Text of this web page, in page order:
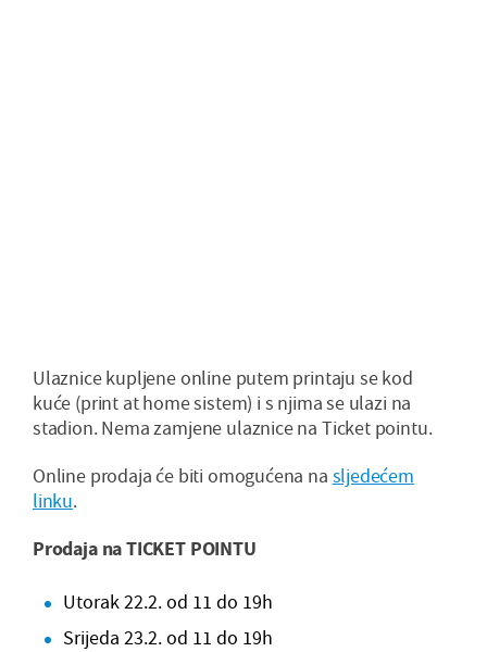
Ulaznice kupljene online putem printaju se kod
kuće (print at home sistem) i s njima se ulazi na
stadion. Nema zamjene ulaznice na Ticket pointu.
Online prodaja će biti omogućena na sljedećem
linku.
Prodaja na TICKET POINTU
Utorak 22.2. od 11 do 19h
Srijeda 23.2. od 11 do 19h